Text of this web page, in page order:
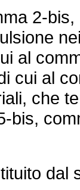
2-bis,
al
cui al
che
bis,
dal